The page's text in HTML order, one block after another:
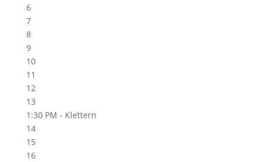
6
7
8
9
10
11
12
13
1:30 PM - Klettern
14
15
16